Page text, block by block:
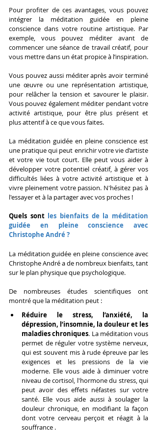
Pour profiter de ces avantages, vous pouvez
intégrer la méditation guidée en pleine
conscience dans votre routine artistique. Par
exemple, vous pouvez méditer avant de
commencer une séance de travail créatif, pour
vous mettre dans un état propice à l’inspiration.
Vous pouvez aussi méditer après avoir terminé
une œuvre ou une représentation artistique,
pour relâcher la tension et savourer le plaisir.
Vous pouvez également méditer pendant votre
activité artistique, pour être plus présent et
plus attentif à ce que vous faites.
La méditation guidée en pleine conscience est
une pratique qui peut enrichir votre vie d’artiste
et votre vie tout court. Elle peut vous aider à
développer votre potentiel créatif, à gérer vos
difficultés liées à votre activité artistique et à
vivre pleinement votre passion. N'hésitez pas à
l'essayer et à la partager avec vos proches !
Quels sont les bienfaits de la méditation
guidée en pleine conscience avec
Christophe André ?
La méditation guidée en pleine conscience avec
Christophe André a de nombreux bienfaits, tant
sur le plan physique que psychologique.
De nombreuses études scientifiques ont
montré que la méditation peut :
Réduire le stress, l’anxiété, la
dépression, l’insomnie, la douleur et les
maladies chroniques. La méditation vous
permet de réguler votre système nerveux,
qui est souvent mis à rude épreuve par les
exigences et les pressions de la vie
moderne. Elle vous aide à diminuer votre
niveau de cortisol, l'hormone du stress, qui
peut avoir des effets néfastes sur votre
santé. Elle vous aide aussi à soulager la
douleur chronique, en modifiant la façon
dont votre cerveau perçoit et réagit à la
souffrance .